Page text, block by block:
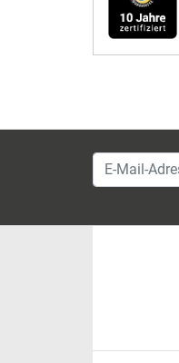
E-Mail-Adresse